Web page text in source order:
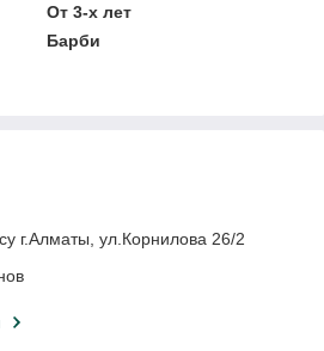
От 3-х лет
Барби
г.Алматы, ул.Корнилова 26/2